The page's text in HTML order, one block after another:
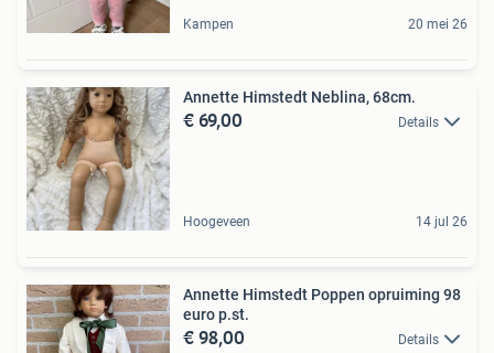
Kampen 20 mei 26
Annette Himstedt Neblina, 68cm.
€ 69,00 Details
Hoogeveen 14 jul 26
Annette Himstedt Poppen opruiming 98
euro p.st.
€ 98,00 Details